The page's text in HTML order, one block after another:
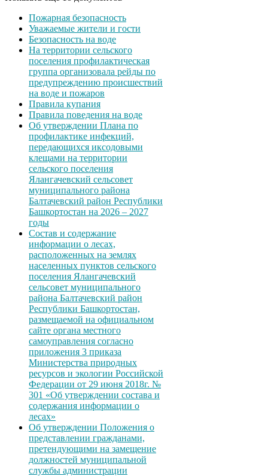
Пожарная безопасность
Уважаемые жители и гости
Безопасность на воде
На территории сельского
поселения профилактическая
группа организовала рейды по
предупреждению происшествий
на воде и пожаров
Правила купания
Правила поведения на воде
Об утверждении Плана по
профилактике инфекций,
передающихся иксодовыми
клещами на территории
сельского поселения
Ялангачевский сельсовет
муниципального района
Балтачевский район Республики
Башкортостан на 2026 – 2027
годы
Состав и содержание
информации о лесах,
расположенных на землях
населенных пунктов сельского
поселения Ялангачевский
сельсовет муниципального
района Балтачевский район
Республики Башкортостан,
размещаемой на официальном
сайте органа местного
самоуправления согласно
приложения 3 приказа
Министерства природных
ресурсов и экологии Российской
Федерации от 29 июня 2018г. №
301 «Об утверждении состава и
содержания информации о
лесах»
Об утверждении Положения о
представлении гражданами,
претендующими на замещение
должностей муниципальной
службы администрации